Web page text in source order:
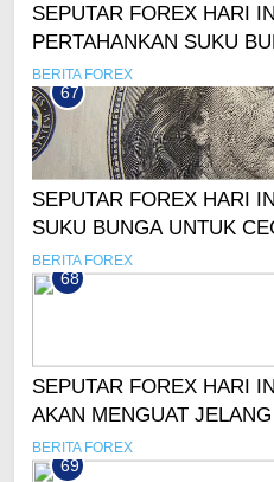
SEPUTAR FOREX HARI
PERTAHANKAN SUKU
MENGUAT
BERITA FOREX
67
SEPUTAR FOREX HARI
SUKU BUNGA UNTUK
DIPREDIKSI MELEMAH
BERITA FOREX
68
SEPUTAR FOREX HARI
AKAN MENGUAT
BERITA FOREX
69